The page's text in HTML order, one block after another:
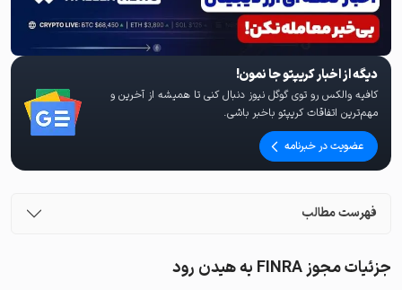
دیگه از اخبار کریپتو جا نمون!
کافیه والکس رو توی گوگل نیوز دنبال کنی تا همیشه از آخرین و
مهم‌ترین اتفاقات کریپتو باخبر باشی.
عضویت در خبرنامه
فهرست مطالب
جزئیات مجوز FINRA به هیدن رود